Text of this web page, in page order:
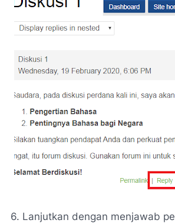
6. Lanjutkan dengan menjawab